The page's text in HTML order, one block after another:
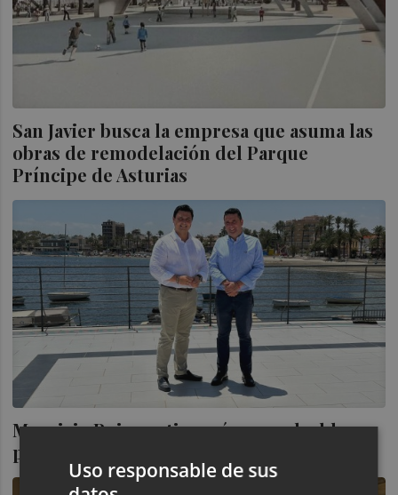
San Javier busca la empresa que asuma las
obras de remodelación del Parque
Príncipe de Asturias
Mauricio Ruiz continuará como alcalde
pedáneo de Santiago de la Ribera
Uso responsable de sus